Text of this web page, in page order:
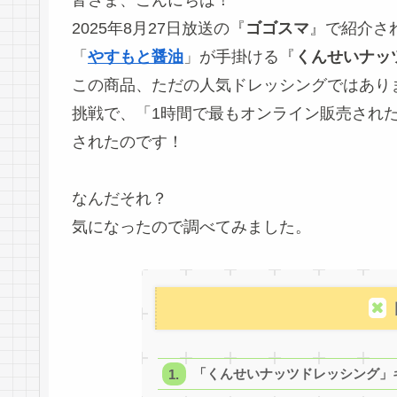
2025年8月27日放送の『 ゴゴスマ 』で紹介
「 やすもと醤油 」が手掛ける『 くんせいナ
この商品、ただの人気ドレッシングではあ
挑戦で、「1時間で最もオンライン販売され
されたのです！
なんだそれ？
気になったので調べてみました。
「くんせいナッツドレッシング